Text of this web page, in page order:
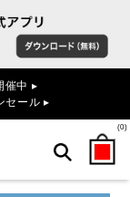
催中 ▸
セール ▸
(0)